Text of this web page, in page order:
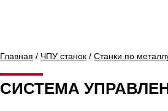
Главная / ЧПУ станок / Станки по
СИСТЕМА